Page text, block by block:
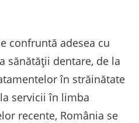
confruntă adesea cu
sănătății dentare, de la
în străinătate
servicii în limba
recente, România se